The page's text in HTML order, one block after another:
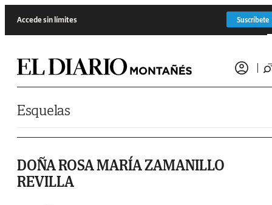
Accede sin límites Suscríbete
Esquelas
DOÑA ROSA MARÍA ZAMANILLO
REVILLA